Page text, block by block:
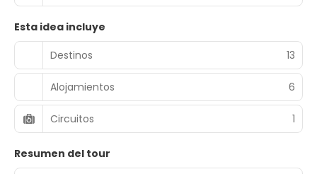
Esta idea incluye
Destinos
13
Alojamientos 6
Circuitos 1
Resumen del tour